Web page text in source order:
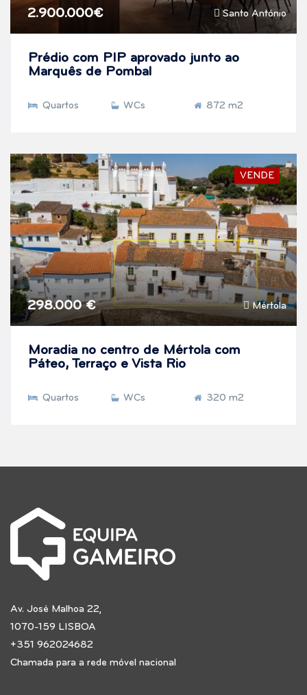
Santo António
2.900.000€
Prédio com PIP aprovado junto ao
Marquês de Pombal
Quartos WCs 872 m2
VENDE
Mértola
298.000 €
Moradia no centro de Mértola com
Páteo, Terraço e Vista Rio
Quartos WCs 320 m2
Av. José Malhoa 22,
1070-159 LISBOA
+351 962024682
Chamada para a rede móvel nacional